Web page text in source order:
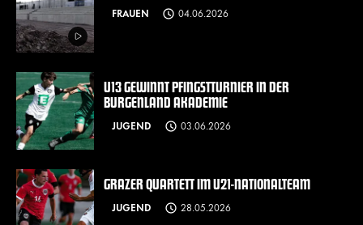
FRAUEN 04.06.2026
U13 GEWINNT PFINGSTTURNIER IN DER
BURGENLAND AKADEMIE
JUGEND 03.06.2026
GRAZER QUARTETT IM U21-NATIONALTEAM
JUGEND 28.05.2026